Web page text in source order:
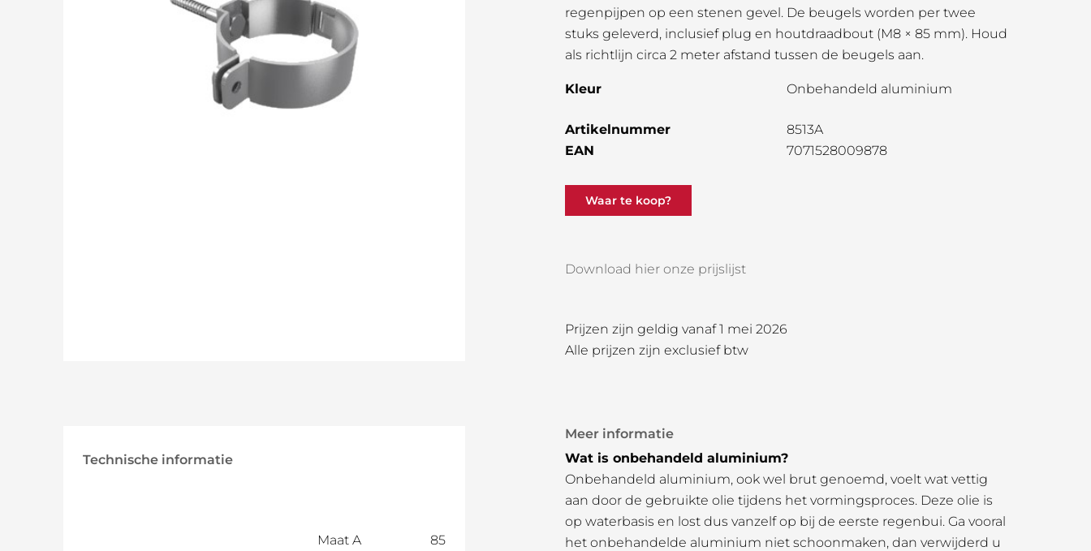
regenpijpen op een stenen gevel. De beugels worden per twee
stuks geleverd, inclusief plug en houtdraadbout (M8 × 85 mm). Houd
als richtlijn circa 2 meter afstand tussen de beugels aan.
Kleur Onbehandeld aluminium
Artikelnummer
8513A
EAN
7071528009878
Waar te koop?
Download hier onze prijslijst
Prijzen zijn geldig vanaf 1 mei 2026
Alle prijzen zijn exclusief btw
Technische informatie
Maat A
85
Meer informatie
Wat is onbehandeld aluminium?
Onbehandeld aluminium, ook wel brut genoemd, voelt wat vettig
aan door de gebruikte olie tijdens het vormingsproces. Deze olie is
op waterbasis en lost dus vanzelf op bij de eerste regenbui. Ga vooral
het onbehandelde aluminium niet schoonmaken, dan verwijderd u